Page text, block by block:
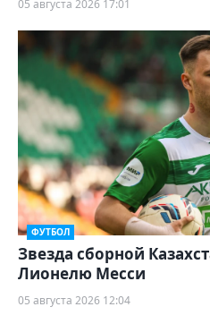
05 августа 2026 17:01
ФУТБОЛ
Звезда сборной
Лионелю Месси
05 августа 2026 12:04